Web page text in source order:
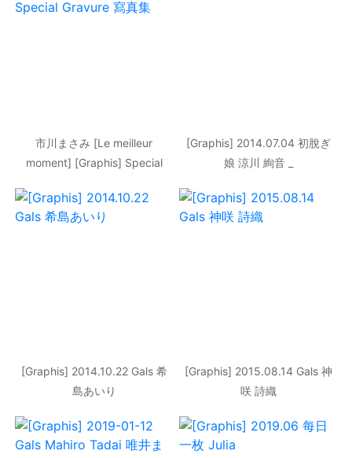
市川まさみ [Le meilleur
moment] [Graphis] Special
[Graphis] 2014.07.04 初脫ぎ
娘 涼川 絢音 _
[Graphis] 2014.10.22 Gals 希
島あいり
[Graphis] 2015.08.14 Gals 神
咲 詩織